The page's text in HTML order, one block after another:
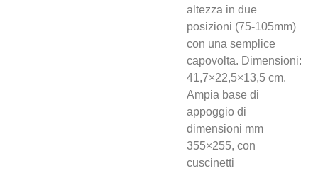
altezza in due
posizioni (75-105mm)
con una semplice
capovolta. Dimensioni:
41,7×22,5×13,5 cm.
Ampia base di
appoggio di
dimensioni mm
355×255, con
cuscinetti